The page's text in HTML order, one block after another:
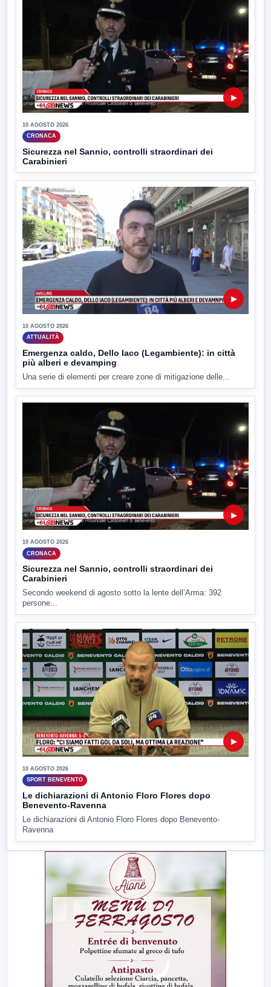
▶
10 AGOSTO 2026
CRONACA
Sicurezza nel Sannio, controlli straordinari dei
Carabinieri
▶
10 AGOSTO 2026
ATTUALITÀ
Emergenza caldo, Dello Iaco (Legambiente): in città
più alberi e devamping
Una serie di elementi per creare zone di mitigazione delle...
▶
10 AGOSTO 2026
CRONACA
Sicurezza nel Sannio, controlli straordinari dei
Carabinieri
Secondo weekend di agosto sotto la lente dell’Arma: 392
persone...
▶
10 AGOSTO 2026
SPORT BENEVENTO
Le dichiarazioni di Antonio Floro Flores dopo
Benevento-Ravenna
Le dichiarazioni di Antonio Floro Flores dopo Benevento-
Ravenna